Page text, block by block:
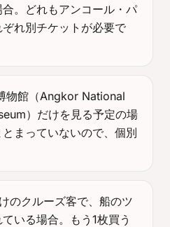
。どれもアンコール・パ
れ別チケットが必要で
物館（Angkor National
）だけを見る予定の場
まっていないので、個別
のクルーズ客で、船のツ
いる場合。もう1枚買う